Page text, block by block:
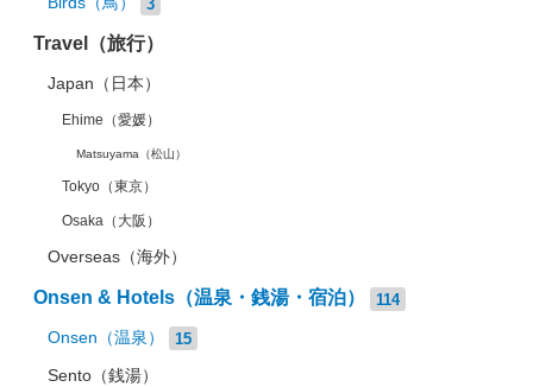
Travel（旅行）
Japan（日本）
Ehime（愛媛）
Matsuyama（松山）
Tokyo（東京）
Osaka（大阪）
Overseas（海外）
Onsen & Hotels（温泉・銭湯・宿泊） 114
Onsen（温泉） 15
Sento（銭湯）